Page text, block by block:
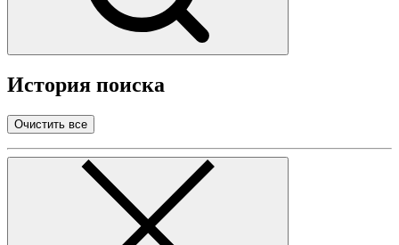
История поиска
Очистить все